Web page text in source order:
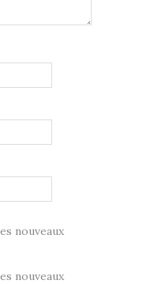
nouveaux
nouveaux